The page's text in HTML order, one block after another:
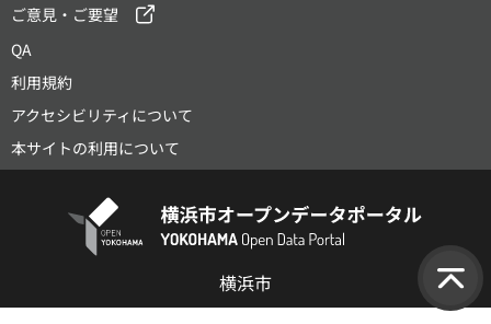
ご意見・ご要望
QA
利用規約
アクセシビリティについて
本サイトの利用について
横浜市